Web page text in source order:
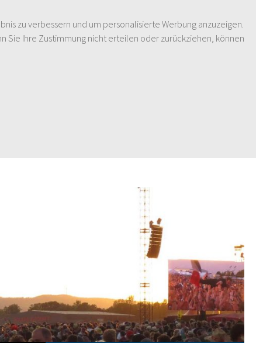
zu verbessern und um personalisierte Werbung anzuzeigen.
Sie Ihre Zustimmung nicht erteilen oder zurückziehen, können